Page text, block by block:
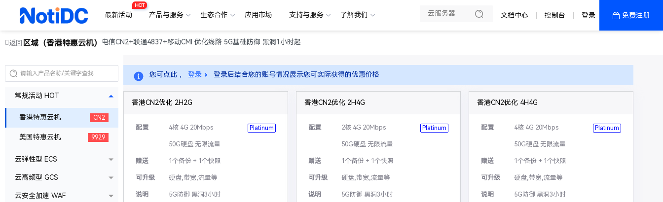
最新活动
HOT
产品与服务 生态合作 应用市场 支持与服务
了解我们
文档中心 控制台 登录 免费注册
返回 区域（香港特惠云机） 电信CN2+联通4837+移动CMI 优化线路 5G基础防御 黑洞1小时起
常规活动 HOT
香港特惠云机 CN2
美国特惠云机 9929
云弹性型 ECS
云高频型 GCS
云安全加速 WAF
您可点此 ， 登录 登录后结合您的账号情况展示您可实际获得的优惠价格
香港CN2优化 2H2G
配置 4核 4G 20Mbps Platinum
50G硬盘 无限流量
赠送 1个备份 + 1个快照
可升级 硬盘,带宽,流量等
说明 5G防御 黑洞3小时
香港CN2优化 2H4G
配置 2核 4G 20Mbps Platinum
50G硬盘 无限流量
赠送 1个备份 + 1个快照
可升级 硬盘,带宽,流量等
说明 5G防御 黑洞3小时
香港CN2优化 4H4G
配置 4核 4G 20Mbps Platinum
50G硬盘 无限流量
赠送 1个备份 + 1个快照
可升级 硬盘,带宽,流量等
说明 5G防御 黑洞3小时